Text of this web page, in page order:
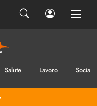
Salute Lavoro Sociale